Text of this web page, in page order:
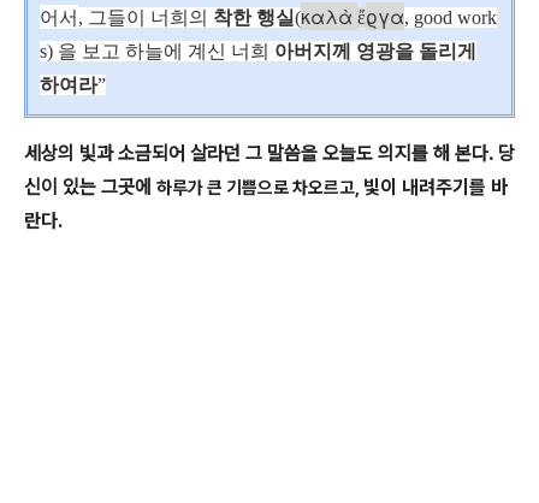
어서 , 그들이 너희의 착한 행실(καλὰ ἔργα, good work
s) 을 보고 하늘에 계신 너희 아버지께 영광을 돌리게
하여라”
세상의 빛과 소금되어 살라던 그 말씀을 오늘도 의지를 해 본다. 당
신이 있는 그곳에 하루가 큰 기쁨으로 차오르고, 빛이 내려주기를 바
란다.